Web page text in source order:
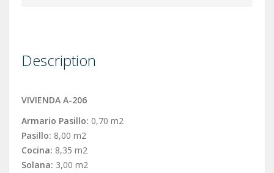
Description
VIVIENDA A-206
Armario Pasillo: 0,70 m2
Pasillo: 8,00 m2
Cocina: 8,35 m2
Solana: 3,00 m2